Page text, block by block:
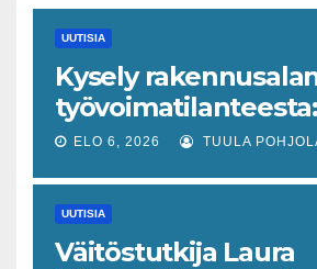
UUTISIA
Kysely
prosenttia on
ELO 6, 2026 TUULA
UUTISIA
Väitöstutkija Laura